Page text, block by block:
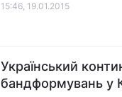
15:46, 19.01.2015
Український
бандформувань у